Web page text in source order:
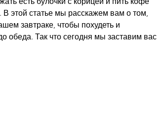
В этой статье мы расскажем вам о том,
завтраке, чтобы похудеть и
обеда. Так что сегодня мы заставим вас